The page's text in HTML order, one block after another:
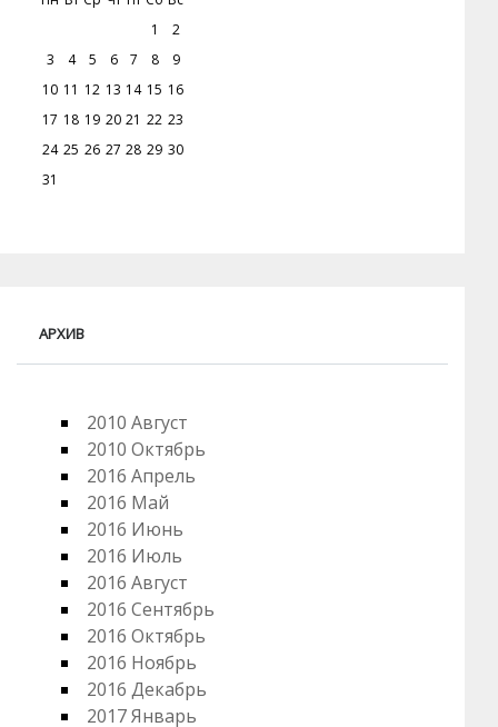
1
2
3
4 5 6 7 8
9
10 11 12 13 14 15 16
17 18 19 20 21 22 23
24 25 26 27 28 29 30
31
АРХИВ
2010 Август
2010 Октябрь
2016 Апрель
2016 Май
2016 Июнь
2016 Июль
2016 Август
2016 Сентябрь
2016 Октябрь
2016 Ноябрь
2016 Декабрь
2017 Январь